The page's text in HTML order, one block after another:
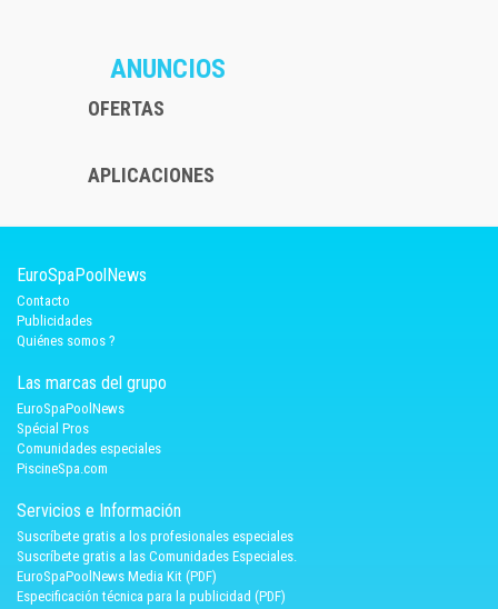
ANUNCIOS
OFERTAS
APLICACIONES
EuroSpaPoolNews
Contacto
Publicidades
Quiénes somos ?
Las marcas del grupo
EuroSpaPoolNews
Spécial Pros
Comunidades especiales
PiscineSpa.com
Servicios e Información
Suscríbete gratis a los profesionales especiales
Suscríbete gratis a las Comunidades Especiales.
EuroSpaPoolNews Media Kit (PDF)
Especificación técnica para la publicidad (PDF)